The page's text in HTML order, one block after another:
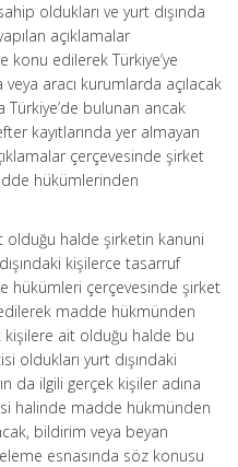
oldukları ve yurt dışında
açıklamalar
konu edilerek Türkiye’ye
aracı kurumlarda açılacak
bulunan ancak
kayıtlarında yer almayan
çerçevesinde şirket
hükümlerinden
olduğu halde şirketin kanuni
kişilerce tasarruf
hükümleri çerçevesinde şirket
madde hükmünden
kişilere ait olduğu halde bu
oldukları yurt dışındaki
da ilgili gerçek kişiler adına
halinde madde hükmünden
bildirim veya beyan
esnasında söz konusu